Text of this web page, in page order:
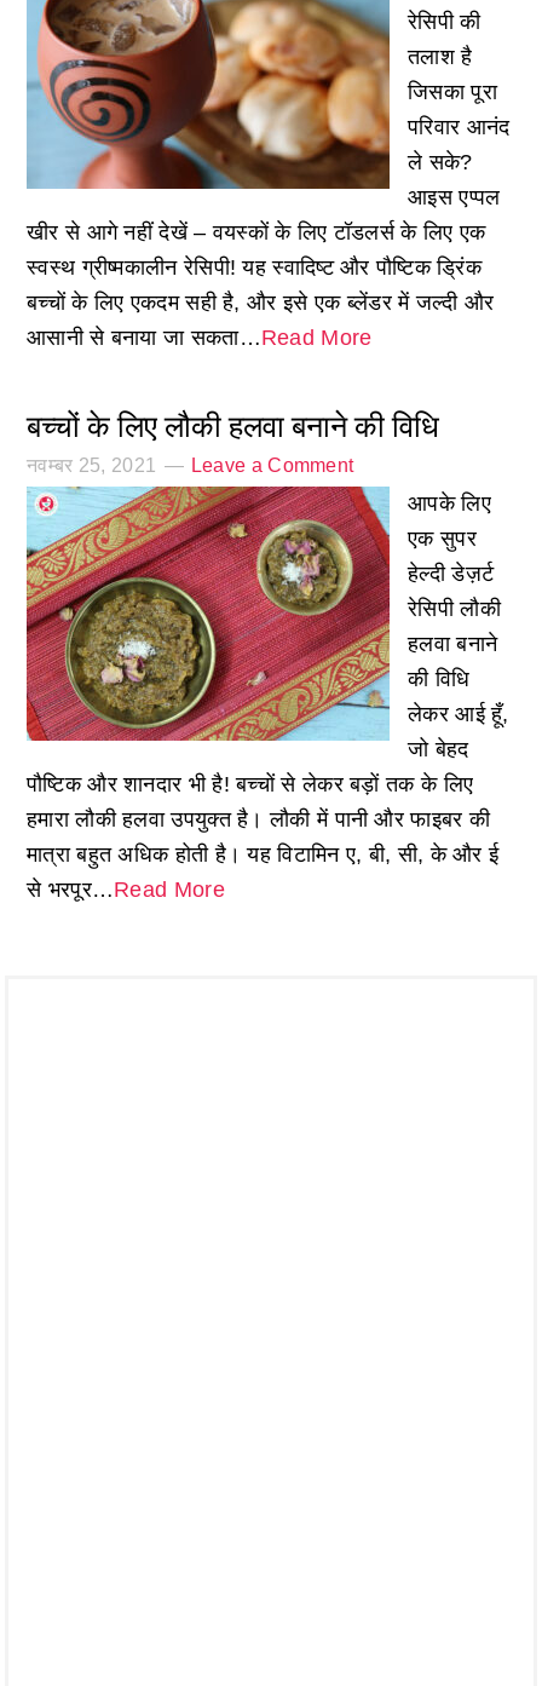
रेसिपी की
तलाश है
जिसका पूरा
परिवार आनंद
ले सके?
आइस एप्पल
खीर से आगे नहीं देखें – वयस्कों के लिए टॉडलर्स के लिए एक
स्वस्थ ग्रीष्मकालीन रेसिपी! यह स्वादिष्ट और पौष्टिक ड्रिंक
बच्चों के लिए एकदम सही है, और इसे एक ब्लेंडर में जल्दी और
आसानी से बनाया जा सकता…Read More
बच्चों के लिए लौकी हलवा बनाने की विधि
नवम्बर 25, 2021 Leave a Comment
आपके लिए
एक सुपर
हेल्दी डेज़र्ट
रेसिपी लौकी
हलवा बनाने
की विधि
लेकर आई हूँ,
जो बेहद
पौष्टिक और शानदार भी है! बच्चों से लेकर बड़ों तक के लिए
हमारा लौकी हलवा उपयुक्त है। लौकी में पानी और फाइबर की
मात्रा बहुत अधिक होती है। यह विटामिन ए, बी, सी, के और ई
से भरपूर…Read More